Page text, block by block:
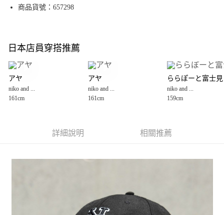
悠遊付
全盈+PAY
大哥付你分期
【大哥付你分期使用說明】
1.本服務由台灣大哥大提供，台灣大哥大用戶可立即使用無須另外申請。
2.付款方式選擇「大哥付你分期」，訂單成立後會自動跳轉到大哥付的交易
3.實際核准額度、可分期數及費用金額請依後續交易確認頁面所載為準。
4.訂單成立30分鐘內，如未前往確認交易或遇審核未通過，訂單將自動取
2.透過簡訊連結打開帳單後，可選擇「超商條碼／台灣大直營門市／銀行轉
帳／街口支付／iPASS MONEY」等通路繳費。
AFTEE先享後付
３．安心：先確認商品／服務後，再付款。
結帳頁面，進行簡訊認證並確認金額後，即可完成結帳。
２．訂單成立數日內，您將收到繳費通知簡訊。
３．收到繳費通知簡訊後14天內，點擊此簡訊中的連結，可透過四大超商／
每筆NT$80，滿NT$888(含以上)免運費
商品貨號：657298
日本店員穿搭推薦
アヤ
niko and ...
161cm
アヤ
niko and ...
161cm
ららぽーと富士見
niko and ...
159cm
詳細說明 相關推薦